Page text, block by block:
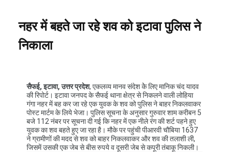
नहर में बहते जा रहे शव को इटावा पुलिस ने
निकाला
सैफई, इटावा, उत्तर प्रदेश, एकलव्य मानव संदेश केे लिए मानिक चंद यादव
की रिपोर्ट। इटावा जनपद के सैफई थाना क्षेत्र से निकलने वाली लोहिया
गंगा नहर में बह कर जा रहे एक युवक के शव को पुलिस ने बाहर निकलवाकर
पोस्ट मार्टम के लिये भेजा। पुलिस सूचना के अनुसार गुरुवार शाम करीबन 5
बजे 112 नंबर पर सूचना दी गई कि नहर में एक नीले रंग की शर्ट पहने हुए
युवक का शव बहते हुए जा रहा है। मौके पर पहुंची पीआरवी चौबिया 1637
ने ग्रामीणों की मदद से शव को बाहर निकलवाकर और शव की तलाशी ली,
जिसमें उसकी एक जेब से बीस रुपये व दूसरी जेब से कपूरी तंबाकू निकली।